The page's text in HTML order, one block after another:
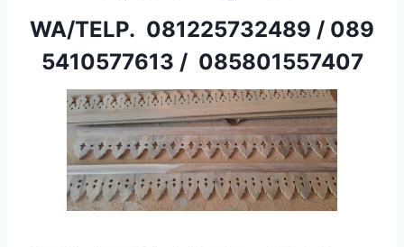
WA/TELP. 081225732489 / 089
5410577613 / 085801557407